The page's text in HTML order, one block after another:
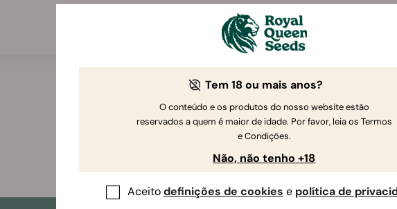
Se tiver mais perguntas, contacte-nos
Tem 18 ou mais anos?
O conteúdo e os produtos do nosso website estão
reservados a quem é maior de idade. Por favor, leia os Termos
e Condições.
Não, não tenho +18
Aceitodefinições de cookies e política de